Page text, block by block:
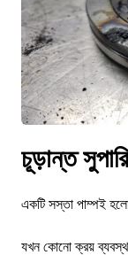
চূড়ান্ত
একটি সস্তা পাম্পই
যখন কোনো ক্রয়